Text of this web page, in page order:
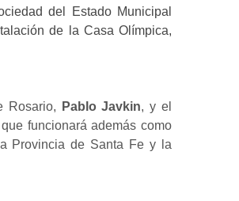
del Estado Municipal
de la Casa Olímpica,
Rosario, Pablo Javkin, y el
funcionará además como
Provincia de Santa Fe y la